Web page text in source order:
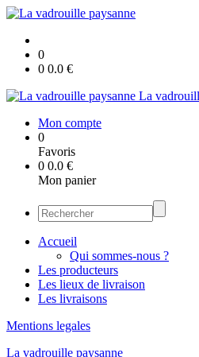
0
0 0.0 €
La
Mon compte
0
Favoris
0 0.0 €
Mon panier
Accueil
Qui sommes-nous ?
Les producteurs
Les lieux de livraison
Les livraisons
Mentions legales
La vadrouille paysanne